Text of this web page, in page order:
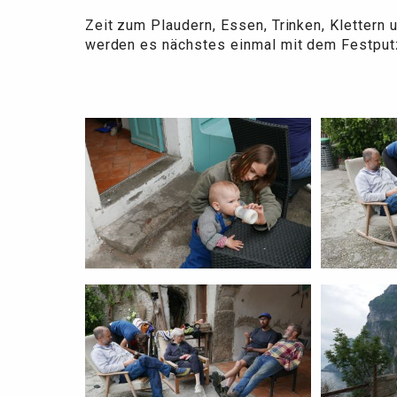
Zeit zum Plaudern, Essen, Trinken, Klettern
werden es nächstes einmal mit dem